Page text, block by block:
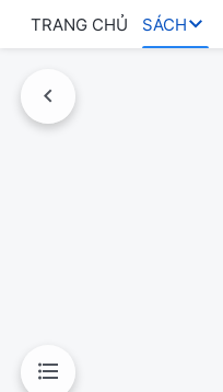
TRANG CHỦ SÁCH